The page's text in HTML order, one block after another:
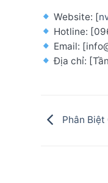
Website: [
Hotline:
Email:
Địa chỉ:
Phân Biệt